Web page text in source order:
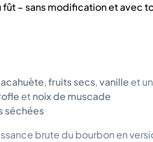
– sans modification et avec
,fruits secs,vanille et
et noix de muscade
séchées
brute du bourbon en